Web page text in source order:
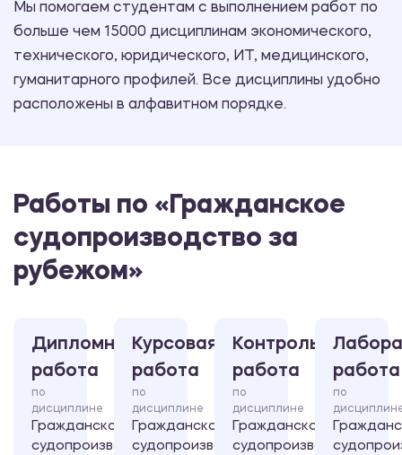
Мы помогаем студентам с выполнением работ по
больше чем 15000 дисциплинам экономического,
технического, юридического, ИТ, медицинского,
гуманитарного профилей. Все дисциплины удобно
расположены в алфавитном порядке.
Работы по «Гражданское
судопроизводство за
рубежом»
Дипломная
работа
по
дисциплине
Гражданское
судопроизводство
Курсовая
работа
по
дисциплине
Гражданское
судопроизводство
Контрольная
работа
по
дисциплине
Гражданское
судопроизводство
работа
по